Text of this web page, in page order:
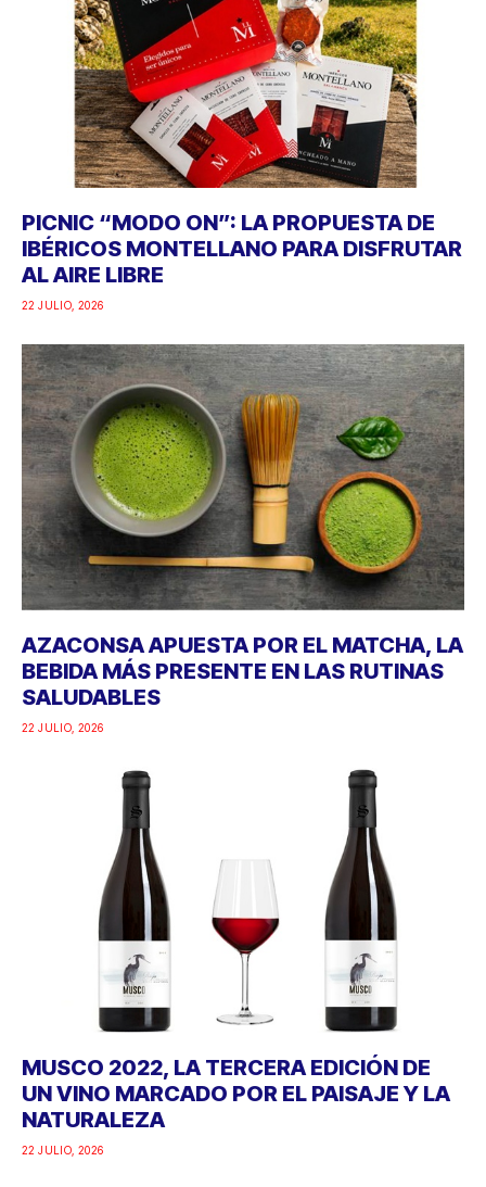
PICNIC “MODO ON”: LA PROPUESTA DE
IBÉRICOS MONTELLANO PARA DISFRUTAR
AL AIRE LIBRE
22 JULIO, 2026
AZACONSA APUESTA POR EL MATCHA, LA
BEBIDA MÁS PRESENTE EN LAS RUTINAS
SALUDABLES
22 JULIO, 2026
MUSCO 2022, LA TERCERA EDICIÓN DE
UN VINO MARCADO POR EL PAISAJE Y LA
NATURALEZA
22 JULIO, 2026